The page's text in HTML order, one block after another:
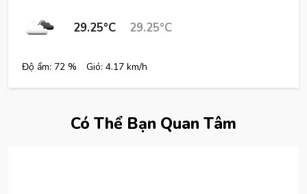
29.25°C 29.25°C
Độ ẩm: 72 % Gió: 4.17 km/h
Có Thể Bạn Quan Tâm